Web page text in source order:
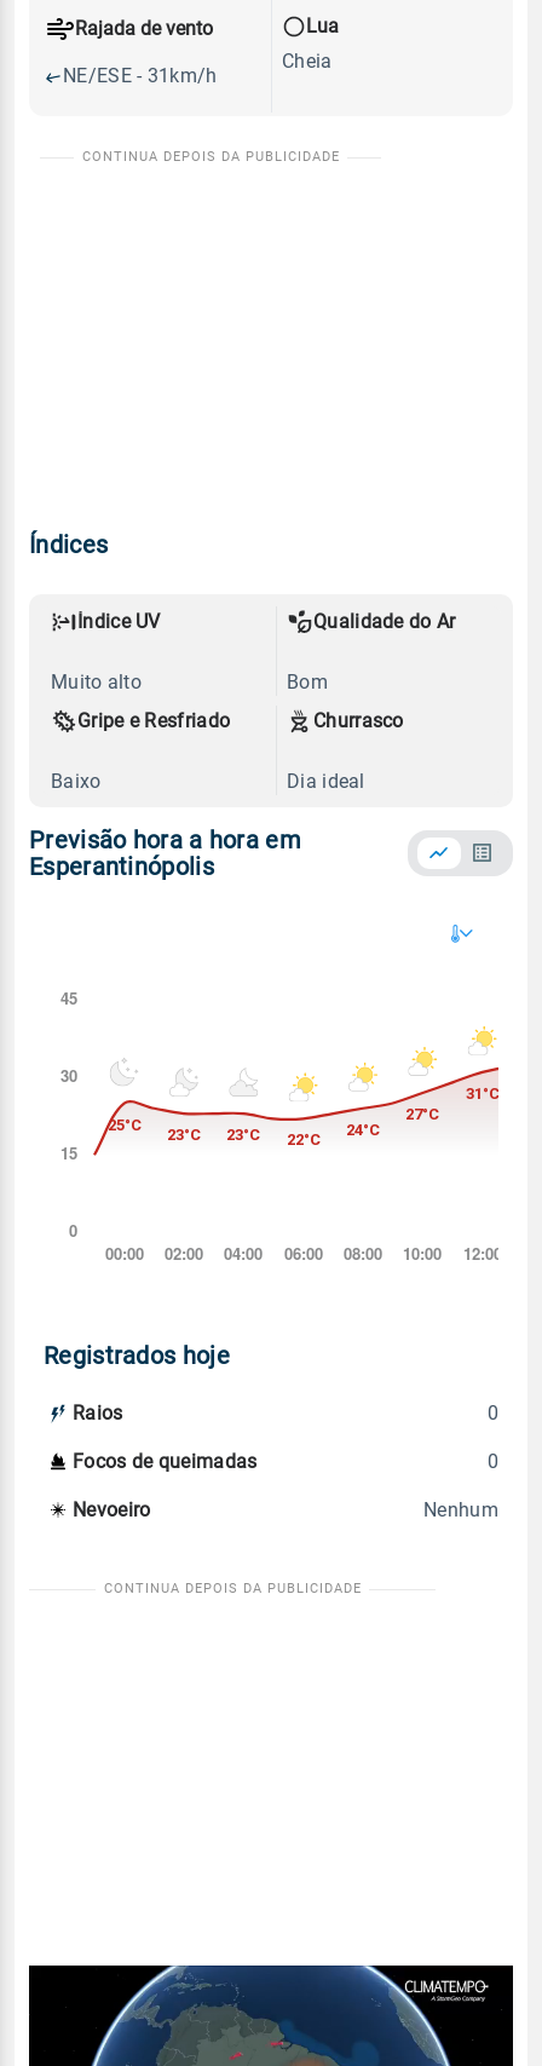
Rajada de vento
NE/ESE - 31km/h
Lua
Cheia
Índices
Índice UV
Muito alto
Qualidade do Ar
Bom
Gripe e Resfriado
Baixo
Churrasco
Dia ideal
Previsão hora a hora em
Esperantinópolis
Registrados hoje
Raios 0
Focos de queimadas 0
Nevoeiro Nenhum